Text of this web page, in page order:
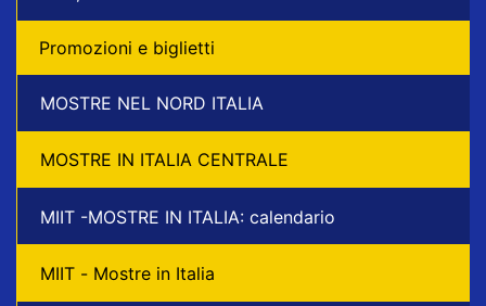
Promozioni e biglietti
MOSTRE NEL NORD ITALIA
MOSTRE IN ITALIA CENTRALE
MIIT -MOSTRE IN ITALIA: calendario
MIIT - Mostre in Italia